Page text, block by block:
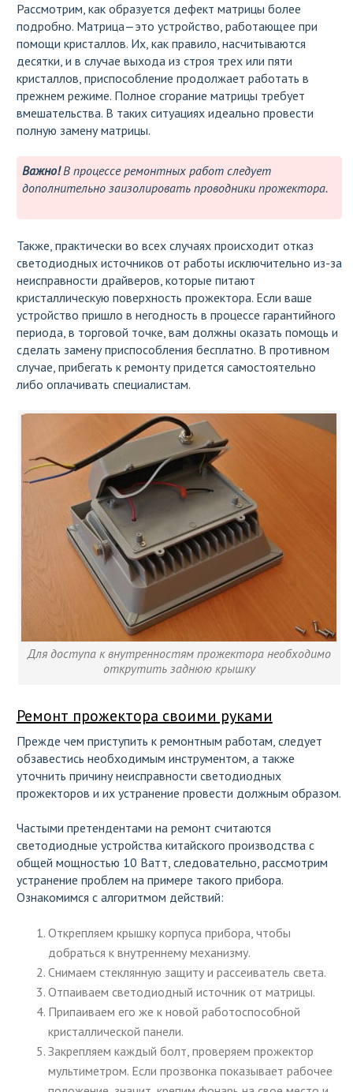
Рассмотрим, как образуется дефект матрицы более
подробно. Матрица—это устройство, работающее при
помощи кристаллов. Их, как правило, насчитываются
десятки, и в случае выхода из строя трех или пяти
кристаллов, приспособление продолжает работать в
прежнем режиме. Полное сгорание матрицы требует
вмешательства. В таких ситуациях идеально провести
полную замену матрицы.
Важно!В процессе ремонтных работ следует
дополнительно заизолировать проводники прожектора.
Также, практически во всех случаях происходит отказ
светодиодных источников от работы исключительно из-за
неисправности драйверов, которые питают
кристаллическую поверхность прожектора. Если ваше
устройство пришло в негодность в процессе гарантийного
периода, в торговой точке, вам должны оказать помощь и
сделать замену приспособления бесплатно. В противном
случае, прибегать к ремонту придется самостоятельно
либо оплачивать специалистам.
Для доступа к внутренностям прожектора необходимо
открутить заднюю крышку
Ремонт прожектора своими руками
Прежде чем приступить к ремонтным работам, следует
обзавестись необходимым инструментом, а также
уточнить причину неисправности светодиодных
прожекторов и их устранение провести должным образом.
Частыми претендентами на ремонт считаются
светодиодные устройства китайского производства с
общей мощностью 10 Ватт, следовательно, рассмотрим
устранение проблем на примере такого прибора.
Ознакомимся с алгоритмом действий:
Открепляем крышку корпуса прибора, чтобы
добраться к внутреннему механизму.
Снимаем стеклянную защиту и рассеиватель света.
Отпаиваем светодиодный источник от матрицы.
Припаиваем его же к новой работоспособной
кристаллической панели.
Закрепляем каждый болт, проверяем прожектор
мультиметром. Если прозвонка показывает рабочее